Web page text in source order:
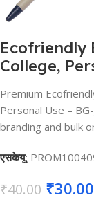
Ecofriendly
College,
Premium
Personal Use –
branding and bulk
एसकेयू:
₹40.00 ₹30.00